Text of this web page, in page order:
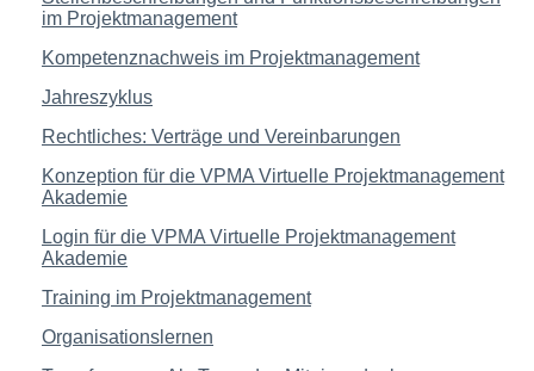
im Projektmanagement
Kompetenznachweis im Projektmanagement
Jahreszyklus
Rechtliches: Verträge und Vereinbarungen
Konzeption für die VPMA Virtuelle Projektmanagement
Akademie
Login für die VPMA Virtuelle Projektmanagement
Akademie
Training im Projektmanagement
Organisationslernen